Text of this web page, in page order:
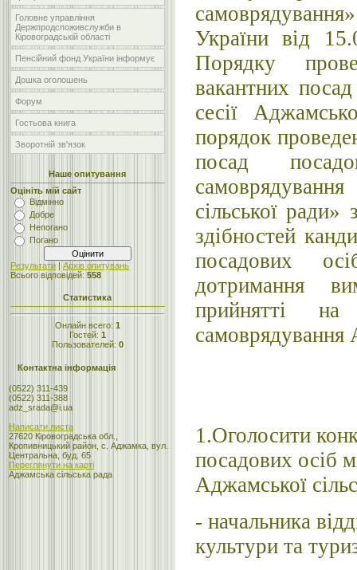
Головне управління
Держпродспоживслужби в
Кіровоградській області
Пенсійний фонд України інформує
Дошка оголошень
Форум
Гостьова книга
Зворотній зв'язок
Наше опитування
Оцініть мій сайт
Відмінно
Добре
Непогано
Погано
Результати | Архів опитувань
Всього відповідей: 558
Статистика
Онлайн всего: 1
Гостей: 1
Пользователей: 0
Контактна інформація
(0522) 311-439
(0522) 311-388
adz_srada@i.ua
Написати листа
27620 Кіровоградська обл.,
Кропивницький район, с. Аджамка, вул.
Центральна, буд. 65
Переглянути на карті
Аджамська сільська рада
України від
Порядку
вакантних
сесії
порядок
посад
сільської
здібностей
посадових
дотримання
прийнятті
самоврядування
1.Оголосити
посадових осіб
Аджамської
- начальника
культури та